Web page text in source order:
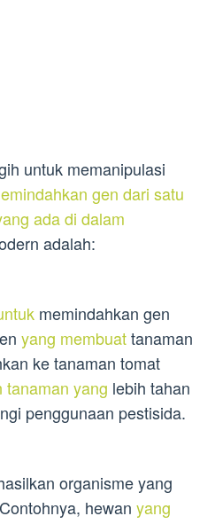
untuk memanipulasi
gen dari satu
ada di dalam
adalah:
memindahkan gen
yang membuattanaman
ke tanaman tomat
tanaman yang lebih tahan
penggunaan pestisida.
organisme yang
hewan yang